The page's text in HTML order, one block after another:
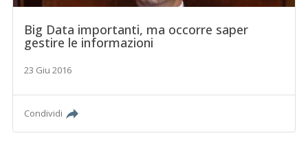
Big Data importanti, ma occorre saper
gestire le informazioni
23 Giu 2016
Condividi